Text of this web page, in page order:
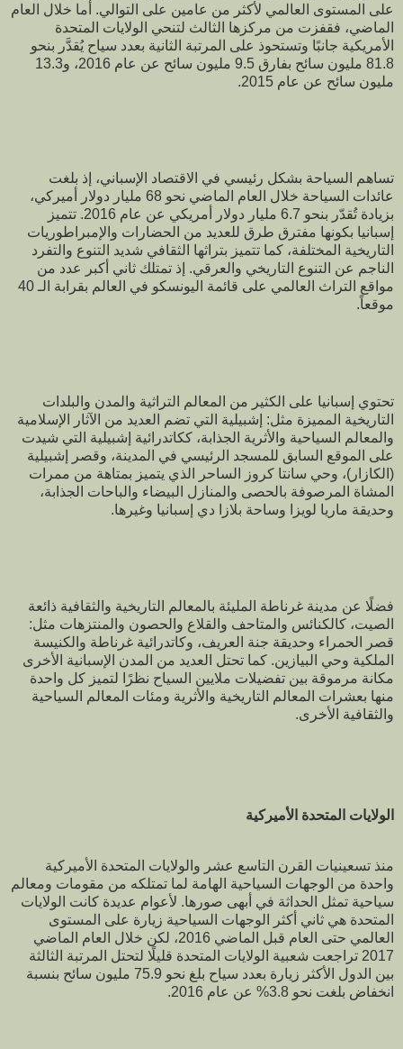
على المستوى العالمي لأكثر من عامين على التوالي. أما خلال العام
الماضي، فقفزت من مركزها الثالث لتنحي الولايات المتحدة
الأمريكية جانبًا وتستحوذ على المرتبة الثانية بعدد سياح يُقدَّر بنحو
81.8 مليون سائح بفارق 9.5 مليون سائح عن عام 2016، و13.3
مليون سائح عن عام 2015.
تساهم السياحة بشكل رئيسي في الاقتصاد الإسباني، إذ بلغت
عائدات السياحة خلال العام الماضي نحو 68 مليار دولار أميركي،
بزيادة تُقدّر بنحو 6.7 مليار دولار أمريكي عن عام 2016. تتميز
إسبانيا بكونها مفترق طرق للعديد من الحضارات والإمبراطوريات
التاريخية المختلفة، كما تتميز بتراثها الثقافي شديد التنوع والتفرد
الناجم عن التنوع التاريخي والعرقي. إذ تمتلك ثاني أكبر عدد من
مواقع التراث العالمي على قائمة اليونسكو في العالم بقرابة الـ 40
موقعاً.
تحتوي إسبانيا على الكثير من المعالم التراثية والمدن والبلدات
التاريخية المميزة مثل: إشبيلية التي تضم العديد من الآثار الإسلامية
والمعالم السياحية والأثرية الجذابة، ككاتدرائية إشبيلية التي شيدت
على الموقع السابق للمسجد الرئيسي في المدينة، وقصر إشبيلية
(الكازار)، وحي سانتا كروز الساحر الذي يتميز بمتاهة من ممرات
المشاة المرصوفة بالحصى والمنازل البيضاء والباحات الجذابة،
وحديقة ماريا لويزا وساحة بلازا دي إسبانيا وغيرها.
فضلًا عن مدينة غرناطة المليئة بالمعالم التاريخية والثقافية ذائعة
الصيت، كالكنائس والمتاحف والقلاع والحصون والمنتزهات مثل:
قصر الحمراء وحديقة جنة العريف، وكاتدرائية غرناطة والكنيسة
الملكية وحي البيازين. كما تحتل العديد من المدن الإسبانية الأخرى
مكانة مرموقة بين تفضيلات ملايين السياح نظرًا لتميز كل واحدة
منها بعشرات المعالم التاريخية والأثرية ومئات المعالم السياحية
والثقافية الأخرى.
الولايات المتحدة الأميركية
منذ تسعينيات القرن التاسع عشر والولايات المتحدة الأميركية
واحدة من الوجهات السياحية الهامة لما تمتلكه من مقومات ومعالم
سياحية تمثل الحداثة في أبهى صورها. لأعوام عديدة كانت الولايات
المتحدة هي ثاني أكثر الوجهات السياحية زيارة على المستوى
العالمي حتى العام قبل الماضي 2016، لكن خلال العام الماضي
2017 تراجعت شعبية الولايات المتحدة قليلًا لتحتل المرتبة الثالثة
بين الدول الأكثر زيارة بعدد سياح بلغ نحو 75.9 مليون سائح بنسبة
انخفاض بلغت نحو 3.8% عن عام 2016.